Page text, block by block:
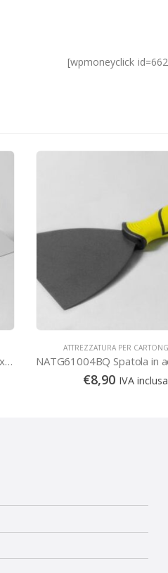
[wpmoneyclick
NATG06003 Frattone in acciaio inox,bordi arrotondati 28×12 cm
ATTREZZATURA PER
€8,90 IVA inclusa